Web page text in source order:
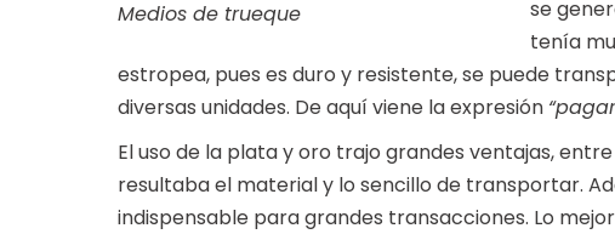
Medios de trueque
se
tenía
estropea, pues es duro y resistente, se puede
diversas unidades. De aquí viene la expresión
El uso de la plata y oro trajo grandes ventajas,
resultaba el material y lo sencillo de transportar.
indispensable para grandes transacciones. Lo